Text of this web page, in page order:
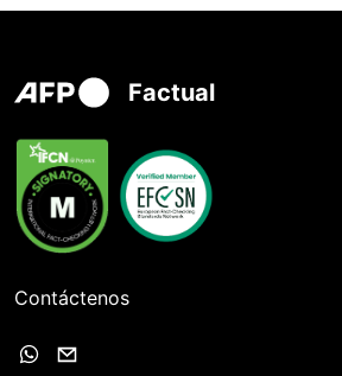
Factual
Contáctenos